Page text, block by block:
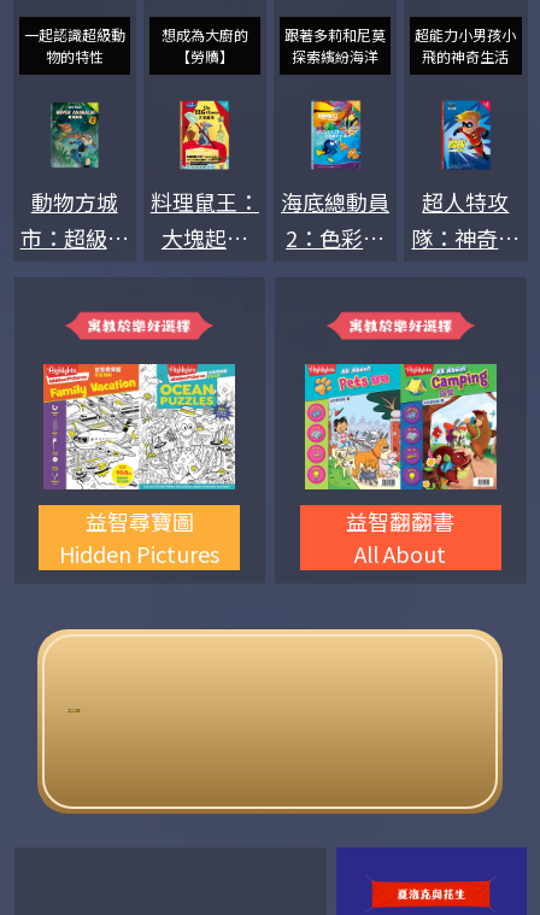
一起認識超級動
物的特性
動物方城
市：超級動
雙語繪本
想成為大廚的
【勞贖】
料理鼠王：
大塊起司
繪本
跟著多莉和尼莫
探索繽紛海洋
海底總動員
2：色彩繽
迪士尼雙語
超能力小男孩小
飛的神奇生活
超人特攻
隊：神奇的
尼雙語繪本
益智尋寶圖
Hidden Pictures
益智翻翻書
All About